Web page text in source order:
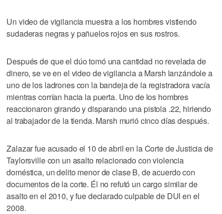
Un video de vigilancia muestra a los hombres vistiendo
sudaderas negras y pañuelos rojos en sus rostros.
Después de que el dúo tomó una cantidad no revelada de
dinero, se ve en el video de vigilancia a Marsh lanzándole a
uno de los ladrones con la bandeja de la registradora vacía
mientras corrían hacia la puerta. Uno de los hombres
reaccionaron girando y disparando una pistola .22, hiriendo
al trabajador de la tienda. Marsh murió cinco días después.
Zalazar fue acusado el 10 de abril en la Corte de Justicia de
Taylorsville con un asalto relacionado con violencia
doméstica, un delito menor de clase B, de acuerdo con
documentos de la corte. Él no refutó un cargo similar de
asalto en el 2010, y fue declarado culpable de DUI en el
2008.